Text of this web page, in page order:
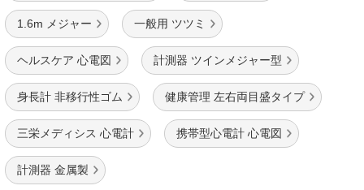
1.6m メジャー 一般用 ツツミ
ヘルスケア 心電図 計測器 ツインメジャー型
身長計 非移行性ゴム 健康管理 左右両目盛タイプ
三栄メディシス 心電計 携帯型心電計 心電図
計測器 金属製